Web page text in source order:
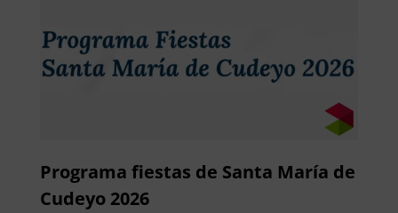
Programa fiestas de Santa María de
Cudeyo 2026